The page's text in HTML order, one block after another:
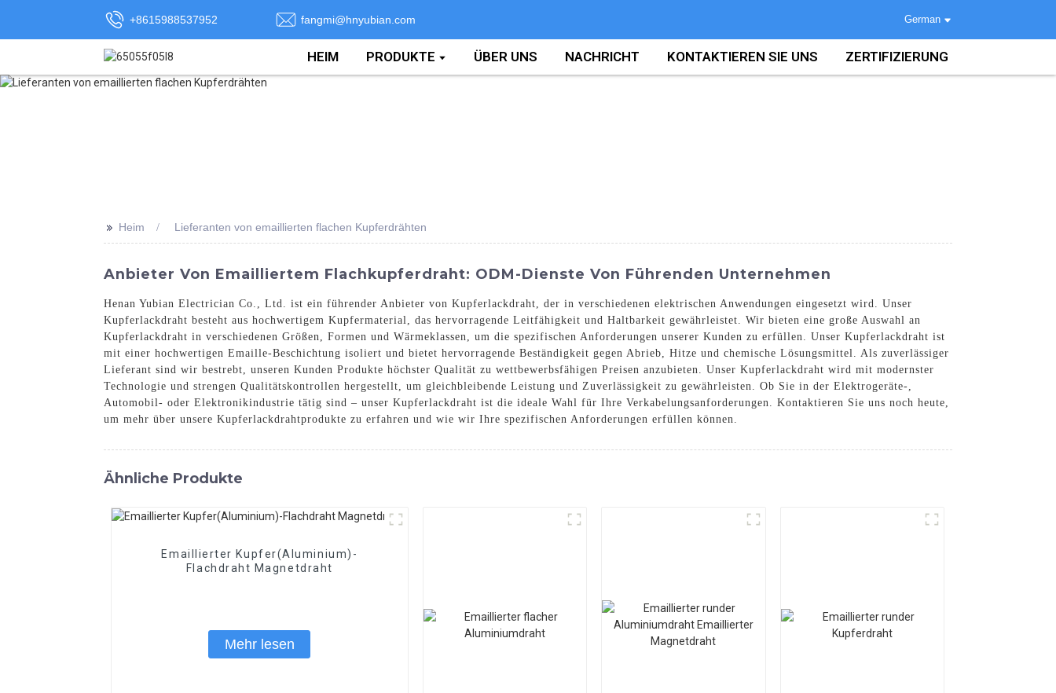
+8615988537952 fangmi@hnyubian.com German
HEIM PRODUKTE ÜBER UNS NACHRICHT KONTAKTIEREN SIE UNS ZERTIFIZIERUNG
>> Heim Lieferanten von emaillierten flachen Kupferdrähten
Anbieter Von Emailliertem Flachkupferdraht: ODM-Dienste Von Führenden Unternehmen
Henan Yubian Electrician Co., Ltd. ist ein führender Anbieter von Kupferlackdraht, der in verschiedenen elektrischen Anwendungen eingesetzt wird. Unser
Kupferlackdraht besteht aus hochwertigem Kupfermaterial, das hervorragende Leitfähigkeit und Haltbarkeit gewährleistet. Wir bieten eine große Auswahl an
Kupferlackdraht in verschiedenen Größen, Formen und Wärmeklassen, um die spezifischen Anforderungen unserer Kunden zu erfüllen. Unser Kupferlackdraht ist
mit einer hochwertigen Emaille-Beschichtung isoliert und bietet hervorragende Beständigkeit gegen Abrieb, Hitze und chemische Lösungsmittel. Als zuverlässiger
Lieferant sind wir bestrebt, unseren Kunden Produkte höchster Qualität zu wettbewerbsfähigen Preisen anzubieten. Unser Kupferlackdraht wird mit modernster
Technologie und strengen Qualitätskontrollen hergestellt, um gleichbleibende Leistung und Zuverlässigkeit zu gewährleisten. Ob Sie in der Elektrogeräte-,
Automobil- oder Elektronikindustrie tätig sind – unser Kupferlackdraht ist die ideale Wahl für Ihre Verkabelungsanforderungen. Kontaktieren Sie uns noch heute,
um mehr über unsere Kupferlackdrahtprodukte zu erfahren und wie wir Ihre spezifischen Anforderungen erfüllen können.
Ähnliche Produkte
Emaillierter Kupfer(Aluminium)-
Flachdraht Magnetdraht
Mehr lesen